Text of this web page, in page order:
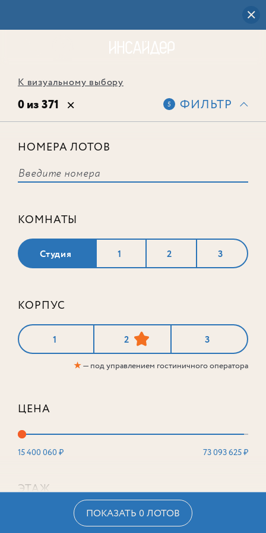
К визуальному выбору
0 из 371 5 ФИЛЬТР
НОМЕРА ЛОТОВ
КОМНАТЫ
Студия 1 2 3
КОРПУС
1 2 3
★— под управлением гостиничного оператора
ЦЕНА
15 400 060 ₽ 73 093 625 ₽
ЭТАЖ
ПОКАЗАТЬ 0 ЛОТОВ
соответствует ни одного лота